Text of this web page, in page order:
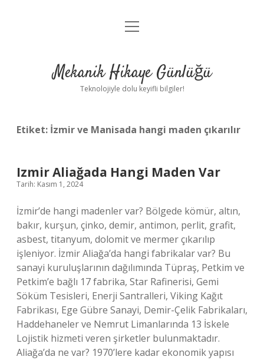
Anasayfa
Yasal Uyarı
menüyü
Mekanik Hikaye Günlüğü
Teknolojiyle dolu keyifli bilgiler!
Etiket: İzmir ve Manisada hangi maden çıkarılır
Izmir Aliağada Hangi Maden Var
Tarih: Kasım 1, 2024
İzmir’de hangi madenler var? Bölgede kömür, altın,
bakır, kurşun, çinko, demir, antimon, perlit, grafit,
asbest, titanyum, dolomit ve mermer çıkarılıp
işleniyor. İzmir Aliağa’da hangi fabrikalar var? Bu
sanayi kuruluşlarının dağılımında Tüpraş, Petkim ve
Petkim’e bağlı 17 fabrika, Star Rafinerisi, Gemi
Söküm Tesisleri, Enerji Santralleri, Viking Kağıt
Fabrikası, Ege Gübre Sanayi, Demir-Çelik Fabrikaları,
Haddehaneler ve Nemrut Limanlarında 13 İskele
Lojistik hizmeti veren şirketler bulunmaktadır.
Aliağa’da ne var? 1970’lere kadar ekonomik yapısı